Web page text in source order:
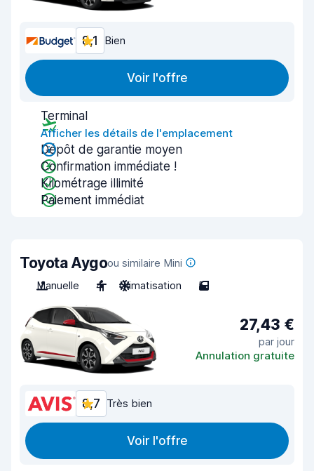
8,1 Bien
Voir l'offre
Terminal
Afficher les détails de l'emplacement
Dépôt de garantie moyen
Confirmation immédiate !
Kilométrage illimité
Paiement immédiat
Toyota Aygoou similaire Mini
Manuelle
4 Climatisation 5
27,43 €
par jour
Annulation gratuite
8,7 Très bien
Voir l'offre